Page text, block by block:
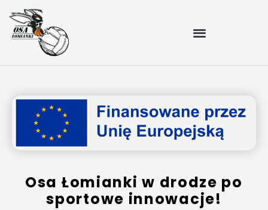
Osa Łomianki w drodze po
sportowe innowacje!